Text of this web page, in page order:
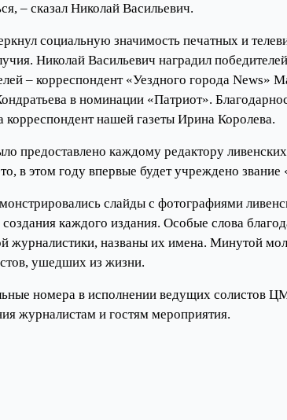
– сказал Николай Васильевич.
социальную значимость печатных и
Николай Васильевич наградил
– корреспондент «Уездного города News»
в номинации «Патриот».
корреспондент нашей газеты Ирина Королева.
предоставлено каждому редактору
в этом году впервые будет учреждено
слайды с фотографиями
каждого издания. Особые слова
журналистики, названы их имена. Минутой
ушедших из жизни.
номера в исполнении ведущих солистов
журналистам и гостям мероприятия.